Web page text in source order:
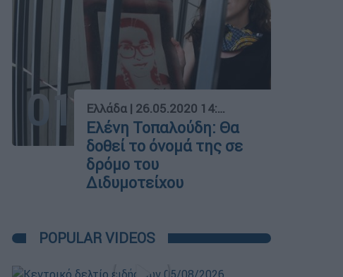
01 Ελλάδα | 26.05.2020 14:13
Ελένη Τοπαλούδη: Θα
δοθεί το όνομά της σε
δρόμο του
Διδυμοτείχου
POPULAR VIDEOS